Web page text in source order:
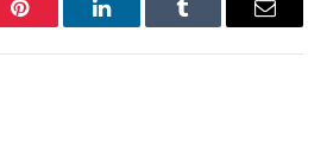
Pinterest LinkedInTumblr Email